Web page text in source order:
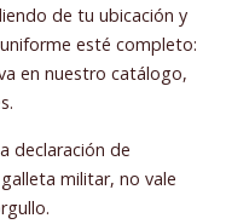
de tu ubicación y
esté completo:
en nuestro catálogo,
declaración de
militar, no vale